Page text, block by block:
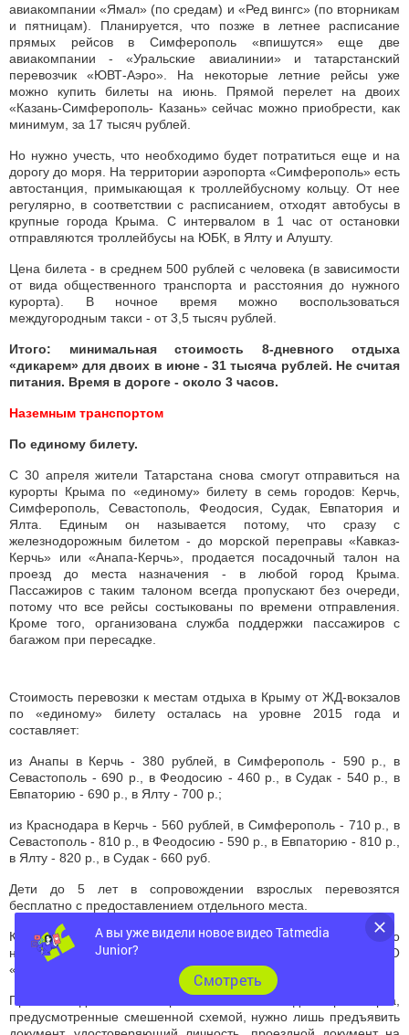
авиакомпании «Ямал» (по средам) и «Ред вингс» (по вторникам
и пятницам). Планируется, что позже в летнее расписание
прямых рейсов в Симферополь «впишутся» еще две
авиакомпании - «Уральские авиалинии» и татарстанский
перевозчик «ЮВТ-Аэро». На некоторые летние рейсы уже
можно купить билеты на июнь. Прямой перелет на двоих
«Казань-Симферополь- Казань» сейчас можно приобрести, как
минимум, за 17 тысяч рублей.
Но нужно учесть, что необходимо будет потратиться еще и на
дорогу до моря. На территории аэропорта «Симферополь» есть
автостанция, примыкающая к троллейбусному кольцу. От нее
регулярно, в соответствии с расписанием, отходят автобусы в
крупные города Крыма. С интервалом в 1 час от остановки
отправляются троллейбусы на ЮБК, в Ялту и Алушту.
Цена билета - в среднем 500 рублей с человека (в зависимости
от вида общественного транспорта и расстояния до нужного
курорта). В ночное время можно воспользоваться
междугородным такси - от 3,5 тысяч рублей.
Итого: минимальная стоимость 8-дневного отдыха
«дикарем» для двоих в июне - 31 тысяча рублей. Не считая
питания. Время в дороге - около 3 часов.
Наземным транспортом
По единому билету.
С 30 апреля жители Татарстана снова смогут отправиться на
курорты Крыма по «единому» билету в семь городов: Керчь,
Симферополь, Севастополь, Феодосия, Судак, Евпатория и
Ялта. Единым он называется потому, что сразу с
железнодорожным билетом - до морской переправы «Кавказ-
Керчь» или «Анапа-Керчь», продается посадочный талон на
проезд до места назначения - в любой город Крыма.
Пассажиров с таким талоном всегда пропускают без очереди,
потому что все рейсы состыкованы по времени отправления.
Кроме того, организована служба поддержки пассажиров с
багажом при пересадке.
Стоимость перевозки к местам отдыха в Крыму от ЖД-вокзалов
по «единому» билету осталась на уровне 2015 года и
составляет:
из Анапы в Керчь - 380 рублей, в Симферополь - 590 р., в
Севастополь - 690 р., в Феодосию - 460 р., в Судак - 540 р., в
Евпаторию - 690 р., в Ялту - 700 р.;
из Краснодара в Керчь - 560 рублей, в Симферополь - 710 р., в
Севастополь - 810 р., в Феодосию - 590 р., в Евпаторию - 810 р.,
в Ялту - 820 р., в Судак - 660 руб.
Дети до 5 лет в сопровождении взрослых перевозятся
бесплатно с предоставлением отдельного места.
Купить «единый» билет из Татарстана в Крым и обратно можно
на официальном сайте «РЖД» или в билетных кассах АО
«ФПК» (дочернее общество ОАО «РЖД»).
При посадке пассажиров во все виды транспорта,
предусмотренные смешенной схемой, нужно лишь предъявить
А вы уже видели новое видео Tatmedia
Junior?
Cмотреть